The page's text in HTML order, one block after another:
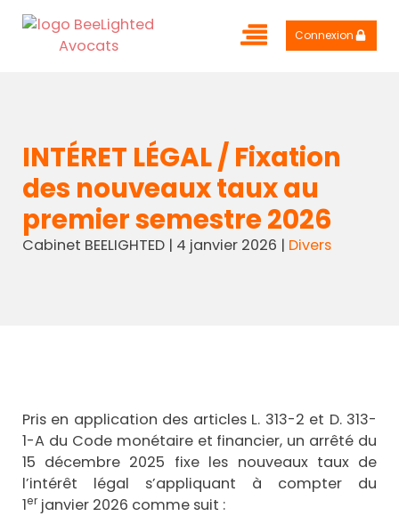
Connexion
INTÉRET LÉGAL / Fixation
des nouveaux taux au
premier semestre 2026
Cabinet BEELIGHTED| 4 janvier 2026 | Divers
Pris en application des articles L. 313-2 et D. 313-
1-A du Code monétaire et financier, un arrêté du
15 décembre 2025 fixe les nouveaux taux de
l’intérêt légal s’appliquant à compter du
1erjanvier 2026 comme suit :